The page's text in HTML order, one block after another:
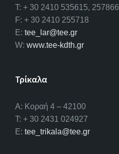
T: + 30 2410 535615, 257866
F: + 30 2410 255718
E: tee_lar@tee.gr
W: www.tee-kdth.gr
Τρίκαλα
Α: Κοραή 4 – 42100
T: + 30 2431 024927
E: tee_trikala@tee.gr